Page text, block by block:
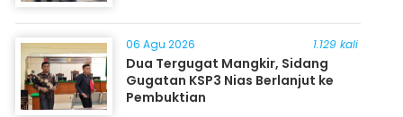
06 Agu 2026 1.129 kali
Dua Tergugat Mangkir, Sidang
Gugatan KSP3 Nias Berlanjut ke
Pembuktian